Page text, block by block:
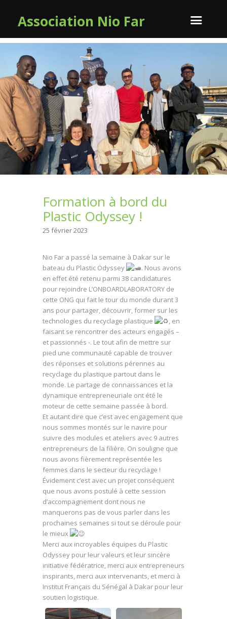
Association Nio Far
Formation à bord du
Plastic Odyssey !
25 février 2023
Nio Far a passé la semaine à Dakar sur le
bateau du Plastic Odyssey
. Nous avons
en effet été retenu parmi 38 candidatures
pour rejoindre L’ONBOARDLABORATORY de
cette ONG qui fait le tour du monde durant 3
ans pour partager, découvrir, former sur les
technologies du recyclage plastique
, en
faisant se rencontrer des acteurs engagés –
et passionnés -. Le tout afin de mettre sur
pied une communauté capable de trouver
des réponses et solutions pérennes au
recyclage du plastique partout dans le
monde. Le partage de connaissances et la
dynamique entrepreneuriale ont été le
moteur de cette semaine passée à bord.
Et autant dire que c’est avec engagement que
nous sommes montés sur le navire pour
suivre des modules et ateliers avec 9 autres
entrepreneurs de la filière. On souligne que
nous avons fièrement représentée les
femmes dans le secteur du recyclage !
Évidement c’est avec un projet conséquent
que nous avons postulé à cette session
d’accompagnement dont nous ne
manquerons pas de vous parler dans les
prochaines semaines si tout se déroule pour
le mieux
Merci aux incroyables équipes du Plastic
Odyssey pour leur valeurs et leur sincère
initiative fédératrice, merci aux entrepreneurs
inspirants, merci aux intervenants, et merci à
Institut Français du Sénégal à Dakar pour leur
soutien logistique.